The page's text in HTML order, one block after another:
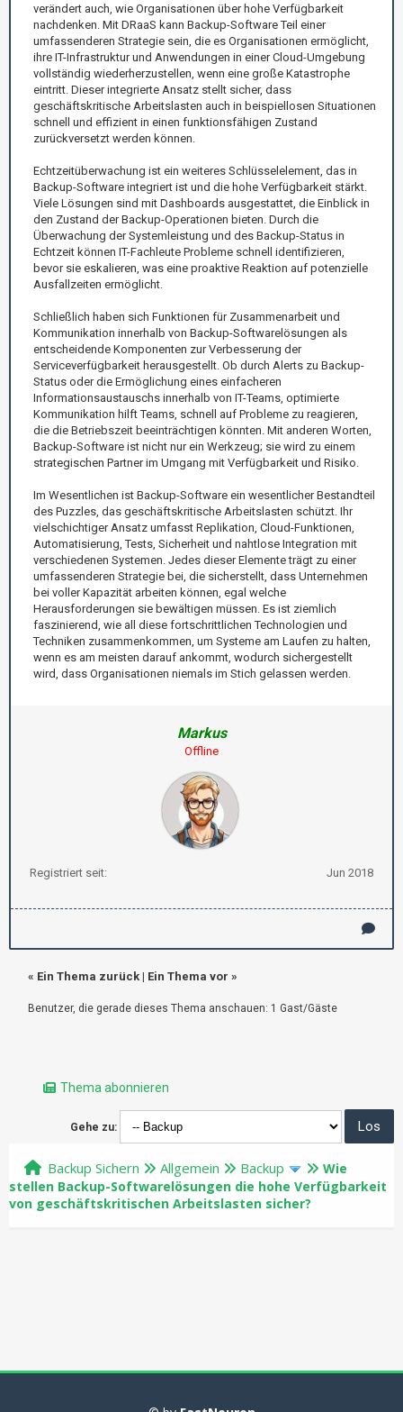
verändert auch, wie Organisationen über hohe Verfügbarkeit
nachdenken. Mit DRaaS kann Backup-Software Teil einer
umfassenderen Strategie sein, die es Organisationen ermöglicht,
ihre IT-Infrastruktur und Anwendungen in einer Cloud-Umgebung
vollständig wiederherzustellen, wenn eine große Katastrophe
eintritt. Dieser integrierte Ansatz stellt sicher, dass
geschäftskritische Arbeitslasten auch in beispiellosen Situationen
schnell und effizient in einen funktionsfähigen Zustand
zurückversetzt werden können.
Echtzeitüberwachung ist ein weiteres Schlüsselelement, das in
Backup-Software integriert ist und die hohe Verfügbarkeit stärkt.
Viele Lösungen sind mit Dashboards ausgestattet, die Einblick in
den Zustand der Backup-Operationen bieten. Durch die
Überwachung der Systemleistung und des Backup-Status in
Echtzeit können IT-Fachleute Probleme schnell identifizieren,
bevor sie eskalieren, was eine proaktive Reaktion auf potenzielle
Ausfallzeiten ermöglicht.
Schließlich haben sich Funktionen für Zusammenarbeit und
Kommunikation innerhalb von Backup-Softwarelösungen als
entscheidende Komponenten zur Verbesserung der
Serviceverfügbarkeit herausgestellt. Ob durch Alerts zu Backup-
Status oder die Ermöglichung eines einfacheren
Informationsaustauschs innerhalb von IT-Teams, optimierte
Kommunikation hilft Teams, schnell auf Probleme zu reagieren,
die die Betriebszeit beeinträchtigen könnten. Mit anderen Worten,
Backup-Software ist nicht nur ein Werkzeug; sie wird zu einem
strategischen Partner im Umgang mit Verfügbarkeit und Risiko.
Im Wesentlichen ist Backup-Software ein wesentlicher Bestandteil
des Puzzles, das geschäftskritische Arbeitslasten schützt. Ihr
vielschichtiger Ansatz umfasst Replikation, Cloud-Funktionen,
Automatisierung, Tests, Sicherheit und nahtlose Integration mit
verschiedenen Systemen. Jedes dieser Elemente trägt zu einer
umfassenderen Strategie bei, die sicherstellt, dass Unternehmen
bei voller Kapazität arbeiten können, egal welche
Herausforderungen sie bewältigen müssen. Es ist ziemlich
faszinierend, wie all diese fortschrittlichen Technologien und
Techniken zusammenkommen, um Systeme am Laufen zu halten,
wenn es am meisten darauf ankommt, wodurch sichergestellt
wird, dass Organisationen niemals im Stich gelassen werden.
Markus
Offline
Registriert seit: Jun 2018
« Ein Thema zurück | Ein Thema vor »
Benutzer, die gerade dieses Thema anschauen: 1 Gast/Gäste
Thema abonnieren
Gehe zu:
Backup Sichern Allgemein Backup
Wie
stellen Backup-Softwarelösungen die hohe Verfügbarkeit
von geschäftskritischen Arbeitslasten sicher?